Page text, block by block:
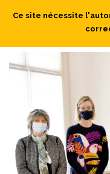
Ce site nécessite